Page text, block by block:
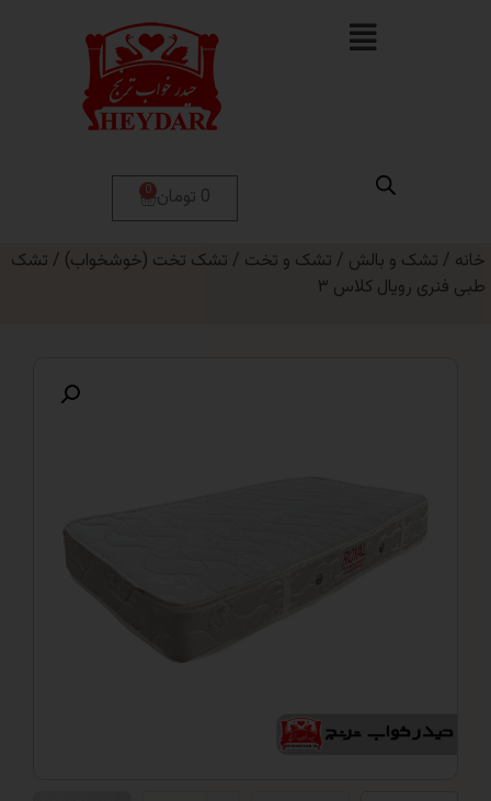
و بالش/تشک و تخت/تشک تخت (خوشخواب)/ تشک
کلاس ۳